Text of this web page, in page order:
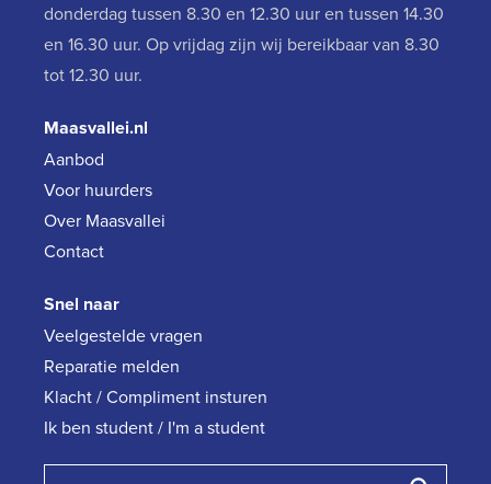
donderdag tussen 8.30 en 12.30 uur en tussen 14.30
en 16.30 uur. Op vrijdag zijn wij bereikbaar van 8.30
tot 12.30 uur.
Maasvallei.nl
Aanbod
Voor huurders
Over Maasvallei
Contact
Snel naar
Veelgestelde vragen
Reparatie melden
Klacht / Compliment insturen
Ik ben student / I'm a student